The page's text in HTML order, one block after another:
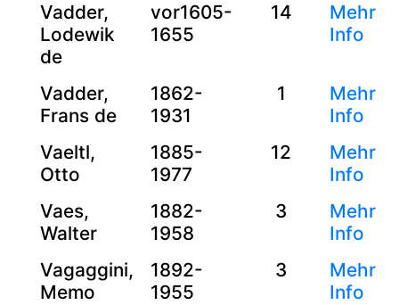
Vadder,
Lodewik
de
vor1605-
1655
14
Mehr
Info
Vadder,
Frans de
1862-
1931
1
Mehr
Info
Vaeltl,
Otto
1885-
1977
12
Mehr
Info
Vaes,
Walter
1882-
1958
3
Mehr
Info
Vagaggini,
Memo
1892-
1955
3
Mehr
Info